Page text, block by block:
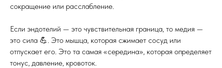
сокращение или расслабление.
Если эндотелий — это чувствительная граница, то медия —
это сила 💪. Это мышца, которая сжимает сосуд или
отпускает его. Это та самая «середина», которая определяет
тонус, давление, кровоток.